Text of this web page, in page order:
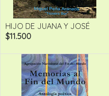
HIJO DE JUANA Y JOSÉ
$11.500